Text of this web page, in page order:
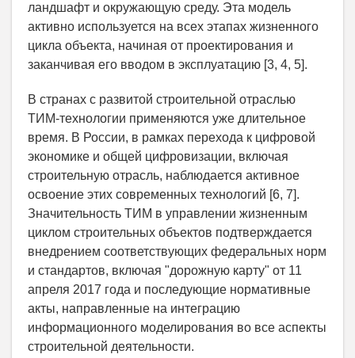
ландшафт и окружающую среду. Эта модель
активно используется на всех этапах жизненного
цикла объекта, начиная от проектирования и
заканчивая его вводом в эксплуатацию [3, 4, 5].
В странах с развитой строительной отраслью
ТИМ-технологии применяются уже длительное
время. В России, в рамках перехода к цифровой
экономике и общей цифровизации, включая
строительную отрасль, наблюдается активное
освоение этих современных технологий [6, 7].
Значительность ТИМ в управлении жизненным
циклом строительных объектов подтверждается
внедрением соответствующих федеральных норм
и стандартов, включая "дорожную карту" от 11
апреля 2017 года и последующие нормативные
акты, направленные на интеграцию
информационного моделирования во все аспекты
строительной деятельности.